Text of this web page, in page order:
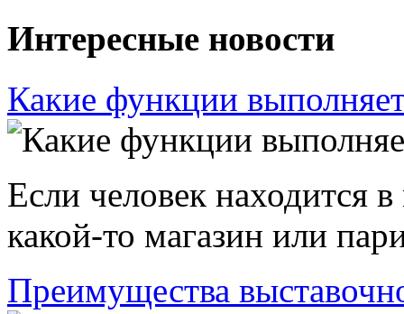
Интересные новости
Какие функции
Если человек находится
какой-то магазин или
Преимущества